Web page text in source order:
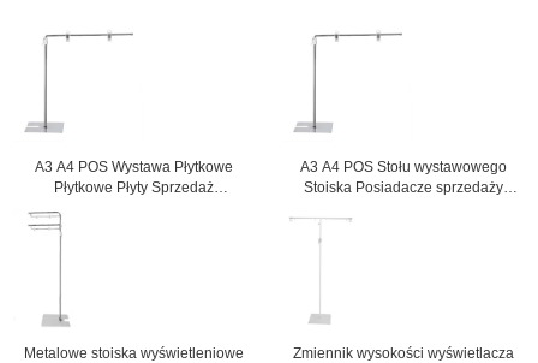
A3 A4 POS Wystawa Płytkowe
Płytkowe Płyty Sprzedaż
detaliczna, 300-500 mm
A3 A4 POS Stołu wystawowego
Stoiska Posiadacze sprzedaży
Metalowe stoiska wyświetleniowe
Zmiennik wysokości wyświetlacza